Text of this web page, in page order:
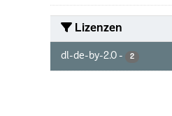
Lizenzen
dl-de-by-2.0 - 2